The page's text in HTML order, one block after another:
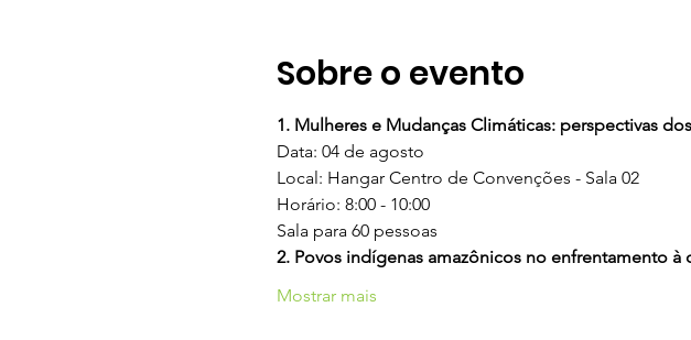
Sobre o evento
1. Mulheres e Mudanças Climáticas: perspectivas
Data: 04 de agosto
Local: Hangar Centro de Convenções - Sala 02
Horário: 8:00 - 10:00
Sala para 60 pessoas
2. Povos indígenas amazônicos no enfrentamento
Mostrar mais